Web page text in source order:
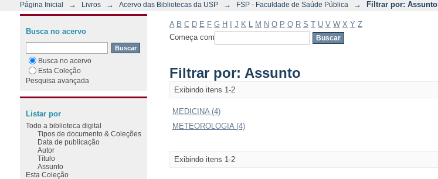
Página Inicial → Livros → Acervo das Bibliotecas da USP → FSP - Faculdade de Saúde Pública → Filtrar por: Assunto
A B C D E F G H J K M N O P Q R S T U V W X Y Z
Começa com
Filtrar por: Assunto
Exibindo itens 1-2
MEDICINA (4)
METEOROLOGIA (4)
Exibindo itens 1-2
Busca no acervo
Busca no acervo
Esta Coleção
Pesquisa avançada
Listar por
Todo a biblioteca digital
Tipos de documento & Coleções
Data de publicação
Autor
Título
Assunto
Esta Coleção